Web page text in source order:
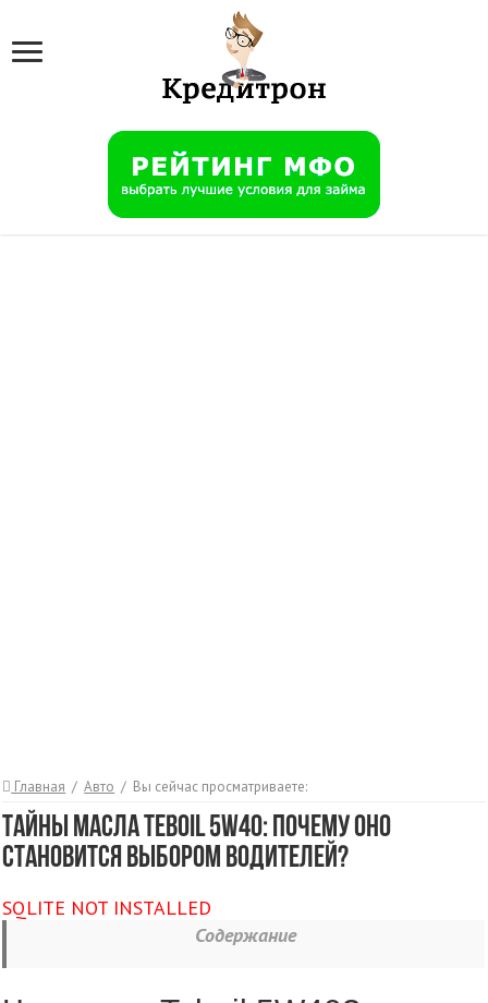
Главная / Авто / Вы сейчас просматриваете:
Тайны масла Teboil 5W40: Почему оно
становится выбором водителей?
SQLITE NOT INSTALLED
Содержание